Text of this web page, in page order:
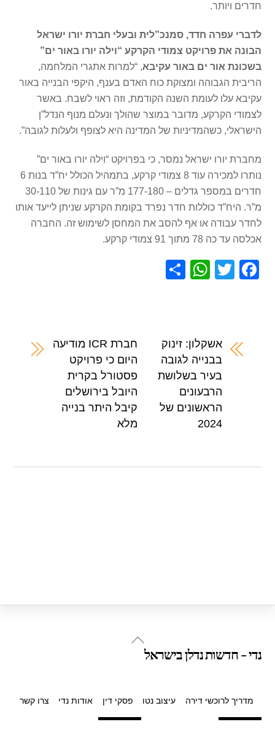
חדרים ויותר.
לדברי עפרה חדד, סמנכ”לית ובעלי חברת יורו ישראל
הבונה את פרויקט צמודי הקרקע “וילה יורו באור ים”
בשכונת אור ים באור עקיבא, “למרות אתגרי המלחמה,
הריבית הגבוהה ומצוקת כוח האדם בענף, היקפי הבנייה באור
עקיבא עלו לעומת השנה הקודמת, וזה ראוי לשבח. באשר
לצמודי הקרקע, מדובר במוצר שהולך ונעלם מנוף הנדל”ן
הישראלי, כשהמדיניות של המדינה היא לצופף ולעלות לגובה”.
מחברת יורו ישראל נמסר, כי בפרויקט “וילה יורו באור ים”
נותרו למכירה עוד 8 צמודי קרקע, בתמהיל הכולל יח”ד בנות 6
חדרים במספר גדלים – 177-180 מ”ר עם גינות של 30-110
מ”ר. היח”ד כוללות חדר נפרד בקומת הקרקע שניתן לייעד אותו
לחדר עבודה או אף להסב את המחסן לשימוש זה. החברה
אכלסה עד כה 78 מתוך 91 צמודי קרקע.
F
b
T
W
A
p
p
אשקלון: זינוק
בבנייה לגובה
בעיר בשלושת
הרבעונים
הראשונים של
2024
חברת ICR מודיעה
היום כי פרויקט
פסטורל בקרית
היובל בירושלים
קיבל היתר בנייה
מלא
Back
נדי - חדשות נדלן בישראל
מדריך לרוכשי דירה עיצוב נטו פסקי דין אודות נדי צרו קשר